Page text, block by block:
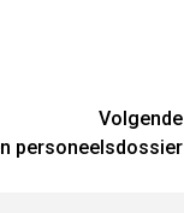
Volgende
personeelsdossier